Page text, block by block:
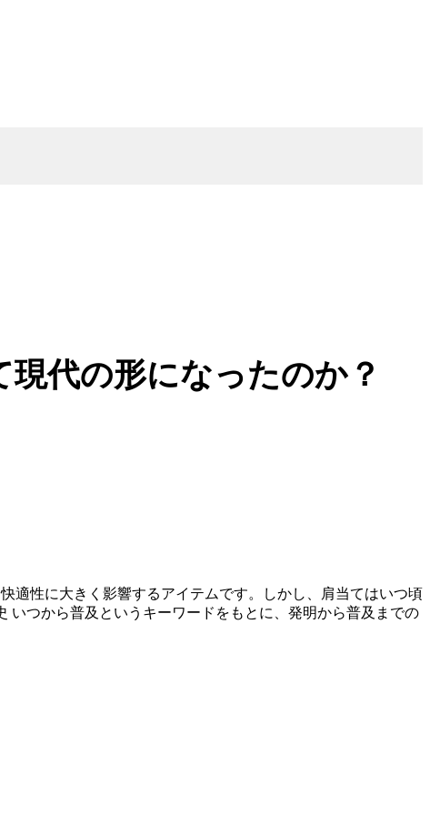
代の形になったのか？
適性に大きく影響するアイテムです。しかし、肩当てはいつ頃
つから普及というキーワードをもとに、発明から普及までの